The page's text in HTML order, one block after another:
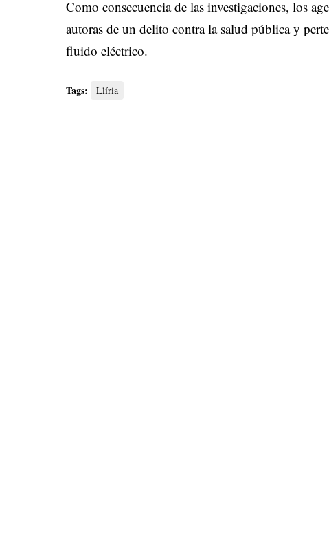
Como consecuencia de las investigaciones, los
autoras de un delito contra la salud pública y
fluido eléctrico.
Tags: Llíria